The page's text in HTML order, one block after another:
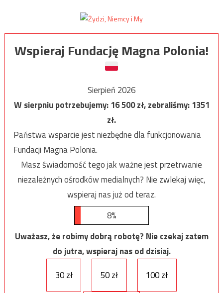
Wspieraj Fundację Magna Polonia!
Sierpień 2026
W sierpniu potrzebujemy:16 500zł, zebraliśmy:1351
zł.
Państwa wsparcie jest niezbędne dla funkcjonowania
Fundacji Magna Polonia.
Masz świadomość tego jak ważne jest przetrwanie
niezależnych ośrodków medialnych? Nie zwlekaj więc,
wspieraj nas już od teraz.
8%
Uważasz, że robimy dobrą robotę? Nie czekaj zatem
do jutra, wspieraj nas od dzisiaj.
30 zł
50 zł 100 zł